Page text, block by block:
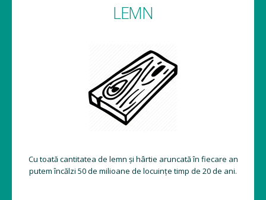
LEMN
Cu toată cantitatea de lemn și hârtie aruncată în fiecare an
putem încălzi 50 de milioane de locuințe timp de 20 de ani.